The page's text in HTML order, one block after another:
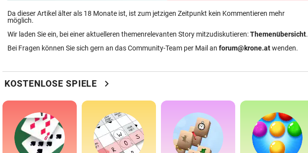
Da dieser Artikel älter als 18 Monate ist, ist zum jetzigen Zeitpunkt kein Kommentieren mehr
möglich.
Wir laden Sie ein, bei einer aktuelleren themenrelevanten Story mitzudiskutieren:Themenübersicht.
Bei Fragen können Sie sich gern an das Community-Team per Mail an forum@krone.atwenden.
KOSTENLOSE SPIELE chevron_right